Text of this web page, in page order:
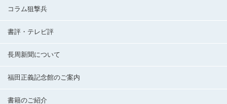
コラム狙撃兵
書評・テレビ評
長周新聞について
福田正義記念館のご案内
書籍のご紹介